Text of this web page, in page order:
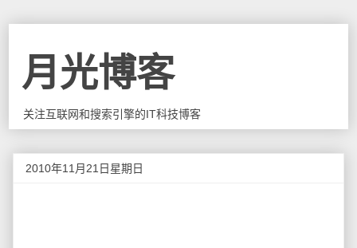
月光博客
关注互联网和搜索引擎的IT科技博客
2010年11月21日星期日